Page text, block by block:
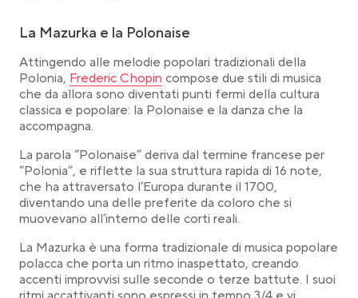
La Mazurka e la Polonaise
Attingendo alle melodie popolari tradizionali della
Polonia, Link opens in a new tab
Frederic Chopin compose due stili di musica
che da allora sono diventati punti fermi della cultura
classica e popolare: la Polonaise e la danza che la
accompagna.
La parola “Polonaise” deriva dal termine francese per
“Polonia”, e riflette la sua struttura rapida di 16 note,
che ha attraversato l’Europa durante il 1700,
diventando una delle preferite da coloro che si
muovevano all’interno delle corti reali.
La Mazurka è una forma tradizionale di musica popolare
polacca che porta un ritmo inaspettato, creando
accenti improvvisi sulle seconde o terze battute. I suoi